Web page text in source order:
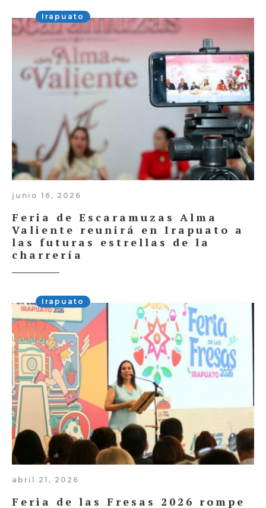
Irapuato
junio 16, 2026
Feria de Escaramuzas Alma
Valiente reunirá en Irapuato a
las futuras estrellas de la
charrería
Irapuato
abril 21, 2026
Feria de las Fresas 2026 rompe